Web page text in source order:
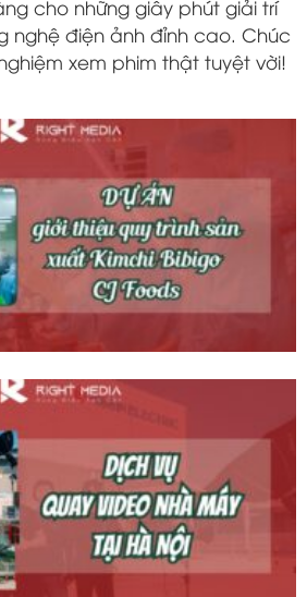
cho những giây phút giải trí
nghệ điện ảnh đỉnh cao. Chúc
xem phim thật tuyệt vời!